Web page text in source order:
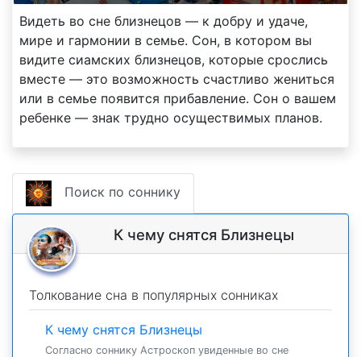
Видеть во сне близнецов — к добру и удаче,
мире и гармонии в семье. Сон, в котором вы
видите сиамских близнецов, которые срослись
вместе — это возможность счастливо жениться
или в семье появится прибавление. Сон о вашем
ребенке — знак трудно осуществимых планов.
Поиск по соннику
К чему снятся Близнецы
Толкование сна в популярных сонниках
К чему снятся Близнецы
Согласно соннику Астроскоп увиденные во сне